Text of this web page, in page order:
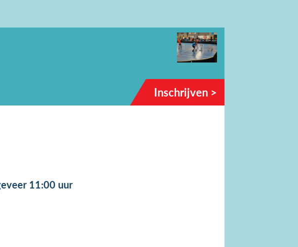
Inschrijven >
11:00 uur